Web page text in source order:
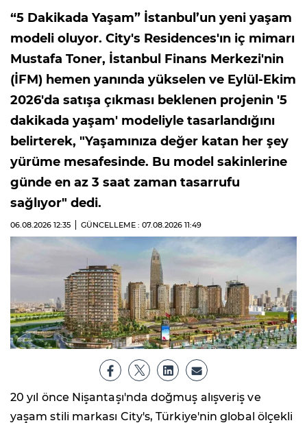
“5 Dakikada Yaşam” İstanbul’un yeni yaşam
modeli oluyor. City's Residences'ın iç mimarı
Mustafa Toner, İstanbul Finans Merkezi'nin
(İFM) hemen yanında yükselen ve Eylül-Ekim
2026'da satışa çıkması beklenen projenin '5
dakikada yaşam' modeliyle tasarlandığını
belirterek, "Yaşamınıza değer katan her şey
yürüme mesafesinde. Bu model sakinlerine
günde en az 3 saat zaman tasarrufu
sağlıyor" dedi.
06.08.2026 12:35 GÜNCELLEME : 07.08.2026 11:49
20 yıl önce Nişantaşı'nda doğmuş alışveriş ve
yaşam stili markası City's, Türkiye'nin global ölçekli